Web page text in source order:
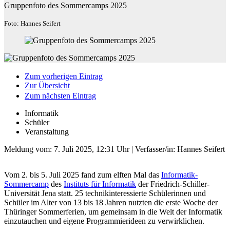
Gruppenfoto des Sommercamps 2025
Foto: Hannes Seifert
Zum vorherigen Eintrag
Zur Übersicht
Zum nächsten Eintrag
Informatik
Schüler
Veranstaltung
Meldung vom: 7. Juli 2025, 12:31 Uhr| Verfasser/in: Hannes Seifert
Vom 2. bis 5. Juli 2025 fand zum elften Mal das Informatik-
Sommercamp des Instituts für Informatik der Friedrich-Schiller-
Universität Jena statt. 25 technikinteressierte Schülerinnen und
Schüler im Alter von 13 bis 18 Jahren nutzten die erste Woche der
Thüringer Sommerferien, um gemeinsam in die Welt der Informatik
einzutauchen und eigene Programmierideen zu verwirklichen.